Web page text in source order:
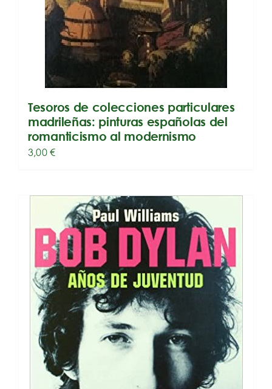
Tesoros de colecciones particulares
madrileñas: pinturas españolas del
romanticismo al modernismo
3,00€